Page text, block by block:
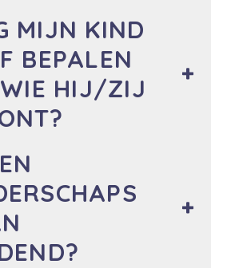
MIJN KIND
BEPALEN
HIJ/ZIJ